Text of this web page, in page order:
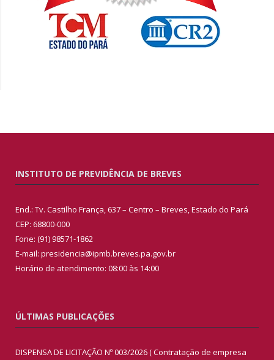
INSTITUTO DE PREVIDÊNCIA DE BREVES
End.: Tv. Castilho França, 637 – Centro – Breves, Estado do Pará
CEP: 68800-000
Fone: (91) 98571-1862
E-mail: presidencia@ipmb.breves.pa.gov.br
Horário de atendimento: 08:00 às 14:00
ÚLTIMAS PUBLICAÇÕES
DISPENSA DE LICITAÇÃO Nº 003/2026 ( Contratação de empresa